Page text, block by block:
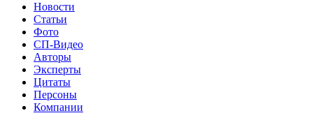
Новости
Статьи
Фото
СП-Видео
Авторы
Эксперты
Цитаты
Персоны
Компании